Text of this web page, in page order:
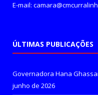
E-mail:
ÚLTIMAS PUBLICAÇÕES
Governadora Hana
junho de 2026